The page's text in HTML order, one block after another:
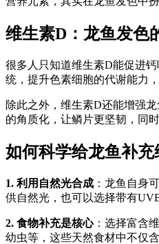
维生素D：龙鱼发色
很多人只知道维生素D能促进
统，提升色素细胞的代谢能力
除此之外，维生素D还能增强
的角质化，让鳞片更坚韧，同
如何科学给龙鱼补充
1. 利用自然光合成 ：龙鱼自身
供自然光，也可以选择带有
2. 食物补充是核心：选择富含
幼虫等，这些天然食材中不仅